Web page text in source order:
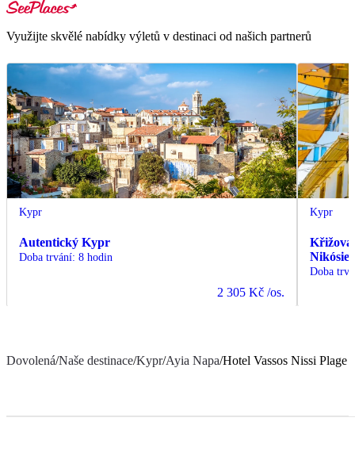
Využijte skvělé nabídky výletů v destinaci od našich partnerů
Kypr
Autentický Kypr
Doba trvání: 8 hodin
2 305 Kč /os.
Kypr
Nikósie
Doba
Dovolená/Naše destinace/Kypr/Ayia Napa/Hotel Vassos Nissi Plage